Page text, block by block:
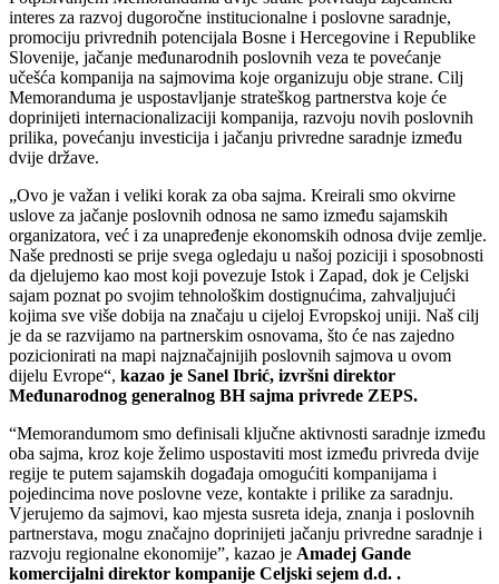
interes za razvoj dugoročne institucionalne i poslovne saradnje,
promociju privrednih potencijala Bosne i Hercegovine i Republike
Slovenije, jačanje međunarodnih poslovnih veza te povećanje
učešća kompanija na sajmovima koje organizuju obje strane. Cilj
Memoranduma je uspostavljanje strateškog partnerstva koje će
doprinijeti internacionalizaciji kompanija, razvoju novih poslovnih
prilika, povećanju investicija i jačanju privredne saradnje između
dvije države.
„Ovo je važan i veliki korak za oba sajma. Kreirali smo okvirne
uslove za jačanje poslovnih odnosa ne samo između sajamskih
organizatora, već i za unapređenje ekonomskih odnosa dvije zemlje.
Naše prednosti se prije svega ogledaju u našoj poziciji i sposobnosti
da djelujemo kao most koji povezuje Istok i Zapad, dok je Celjski
sajam poznat po svojim tehnološkim dostignućima, zahvaljujući
kojima sve više dobija na značaju u cijeloj Evropskoj uniji. Naš cilj
je da se razvijamo na partnerskim osnovama, što će nas zajedno
pozicionirati na mapi najznačajnijih poslovnih sajmova u ovom
dijelu Evrope“, kazao je Sanel Ibrić, izvršni direktor
Međunarodnog generalnog BH sajma privrede ZEPS.
“Memorandumom smo definisali ključne aktivnosti saradnje između
oba sajma, kroz koje želimo uspostaviti most između privreda dvije
regije te putem sajamskih događaja omogućiti kompanijama i
pojedincima nove poslovne veze, kontakte i prilike za saradnju.
Vjerujemo da sajmovi, kao mjesta susreta ideja, znanja i poslovnih
partnerstava, mogu značajno doprinijeti jačanju privredne saradnje i
razvoju regionalne ekonomije”, kazao je Amadej Gande
komercijalni direktor kompanije Celjski sejem d.d. .